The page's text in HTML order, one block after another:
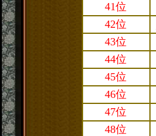
41位
42位
43位
44位
45位
46位
47位
48位